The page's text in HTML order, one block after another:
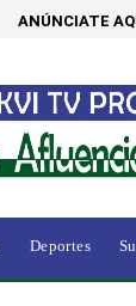
ANÚNCIATE
Deportes